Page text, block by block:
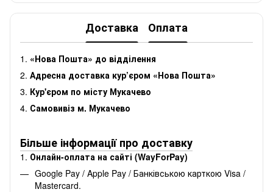
Доставка Оплата
1. «Нова Пошта» до відділення
2. Адресна доставка кур’єром «Нова Пошта»
3. Кур'єром по місту Мукачево
4. Самовивіз м. Мукачево
Більше інформації про доставку
1. Онлайн-оплата на сайті (WayForPay)
Google Pay / Apple Pay / Банківською карткою Visa /
Mastercard.